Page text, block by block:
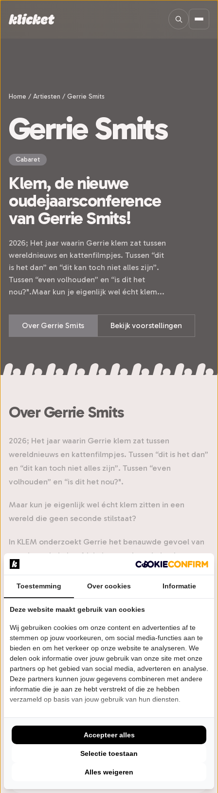
Home / Artiesten / Gerrie Smits
Gerrie Smits
Cabaret
Klem, de nieuwe
oudejaarsconference
van Gerrie Smits!
2026; Het jaar waarin Gerrie klem zat tussen
wereldnieuws en kattenfilmpjes. Tussen “dit
is het dan” en “dit kan toch niet alles zijn”.
Tussen “even volhouden” en “is dit het
nou?".Maar kun je eigenlijk wel écht klem...
Over Gerrie Smits Bekijk voorstellingen
Over Gerrie Smits
2026; Het jaar waarin Gerrie klem zat tussen
wereldnieuws en kattenfilmpjes. Tussen “dit is het dan”
en “dit kan toch niet alles zijn”. Tussen “even
volhouden” en “is dit het nou?".
Maar kun je eigenlijk wel écht klem zitten in een
wereld die geen seconde stilstaat?
In KLEM onderzoekt Gerrie het benauwde gevoel van
vastzitten. In je hoofd, in je agenda en in je eigen
gelijk. Met scherpe grappen, absurde beelden en
pijnlijke herkenning probeert hij te ontdekken of de
deur echt op slot zit, of dat hij al die tijd gewoon stond
te duwen terwijl er “trekken” op stond.
Een oudejaarsconference over vastlopen in een
wereld die doordraait en over wat er gebeurt als je
eindelijk durft te bewegen.
Eerdere voorstellingen
Oudejaarsconference 2025: Tijdloos
Cabaret
Toestemming Over cookies Informatie
Deze website maakt gebruik van cookies
Wij gebruiken cookies om onze content en advertenties af te
stemmen op jouw voorkeuren, om social media-functies aan te
bieden en om het verkeer op onze website te analyseren. We
delen ook informatie over jouw gebruik van onze site met onze
partners op het gebied van social media, adverteren en analyse.
Deze partners kunnen jouw gegevens combineren met andere
informatie die je aan ze hebt verstrekt of die ze hebben
verzameld op basis van jouw gebruik van hun diensten.
Alles weigeren
Selectie toestaan
Accepteer alles